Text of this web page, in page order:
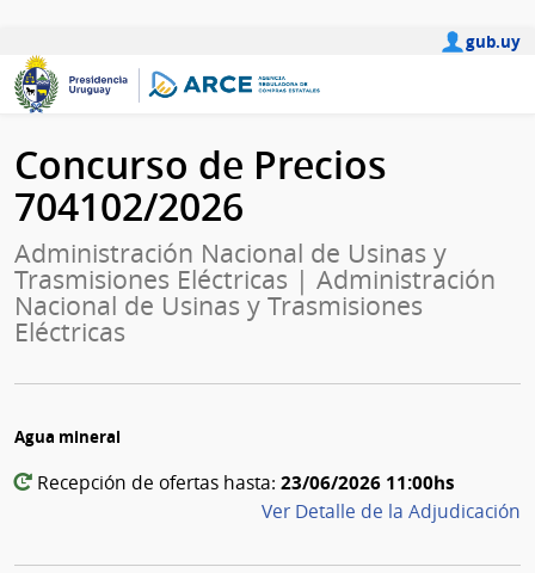
gub.uy
Concurso de Precios
704102/2026
Administración Nacional de Usinas y
Trasmisiones Eléctricas | Administración
Nacional de Usinas y Trasmisiones
Eléctricas
Agua mineral
Recepción de ofertas hasta: 23/06/2026 11:00hs
Ver Detalle de la Adjudicación